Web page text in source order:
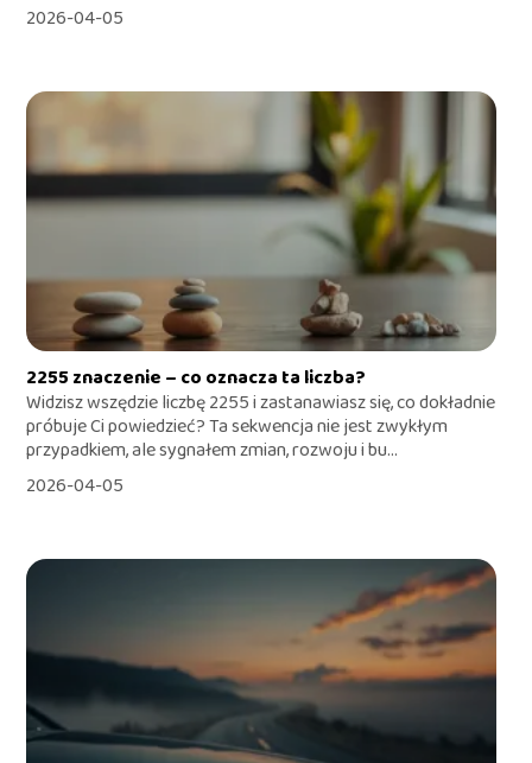
2026-04-05
2255 znaczenie – co oznacza ta liczba?
Widzisz wszędzie liczbę 2255 i zastanawiasz się, co dokładnie
próbuje Ci powiedzieć? Ta sekwencja nie jest zwykłym
przypadkiem, ale sygnałem zmian, rozwoju i bu...
2026-04-05